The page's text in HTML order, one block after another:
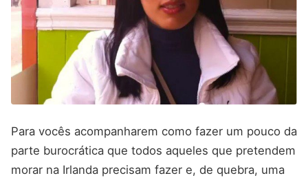
Para vocês acompanharem como fazer um pouco da
parte burocrática que todos aqueles que pretendem
morar na Irlanda precisam fazer e, de quebra, uma